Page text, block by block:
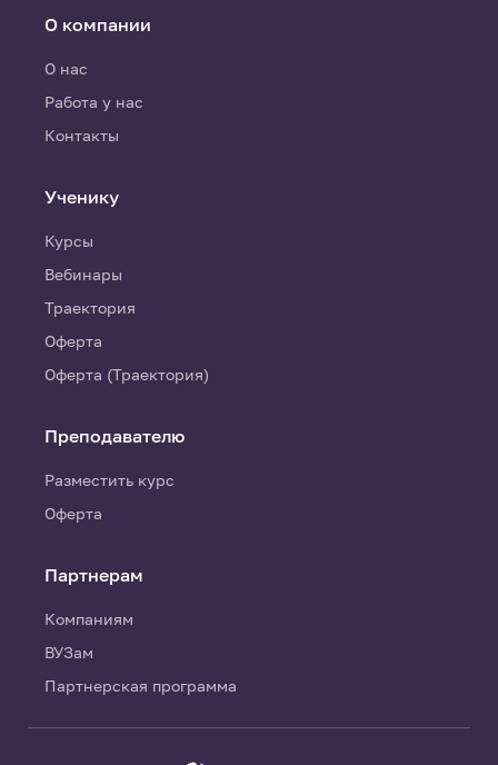
О компании
О нас
Работа у нас
Контакты
Ученику
Курсы
Вебинары
Траектория
Оферта
Оферта (Траектория)
Преподавателю
Разместить курс
Оферта
Партнерам
Компаниям
ВУЗам
Партнерская программа